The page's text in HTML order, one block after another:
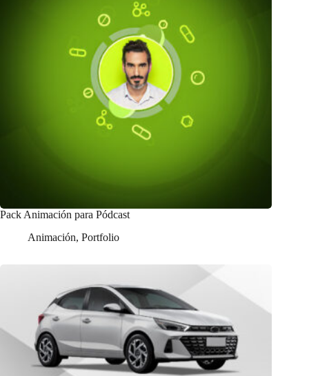
Pack Animación para Pódcast
Animación, Portfolio